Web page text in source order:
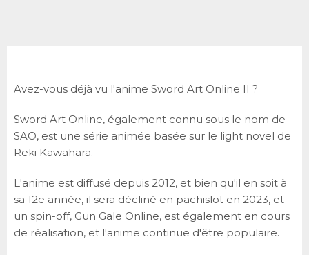
Avez-vous déjà vu l'anime Sword Art Online II ?
Sword Art Online, également connu sous le nom de
SAO, est une série animée basée sur le light novel de
Reki Kawahara.
L'anime est diffusé depuis 2012, et bien qu'il en soit à
sa 12e année, il sera décliné en pachislot en 2023, et
un spin-off, Gun Gale Online, est également en cours
de réalisation, et l'anime continue d'être populaire.